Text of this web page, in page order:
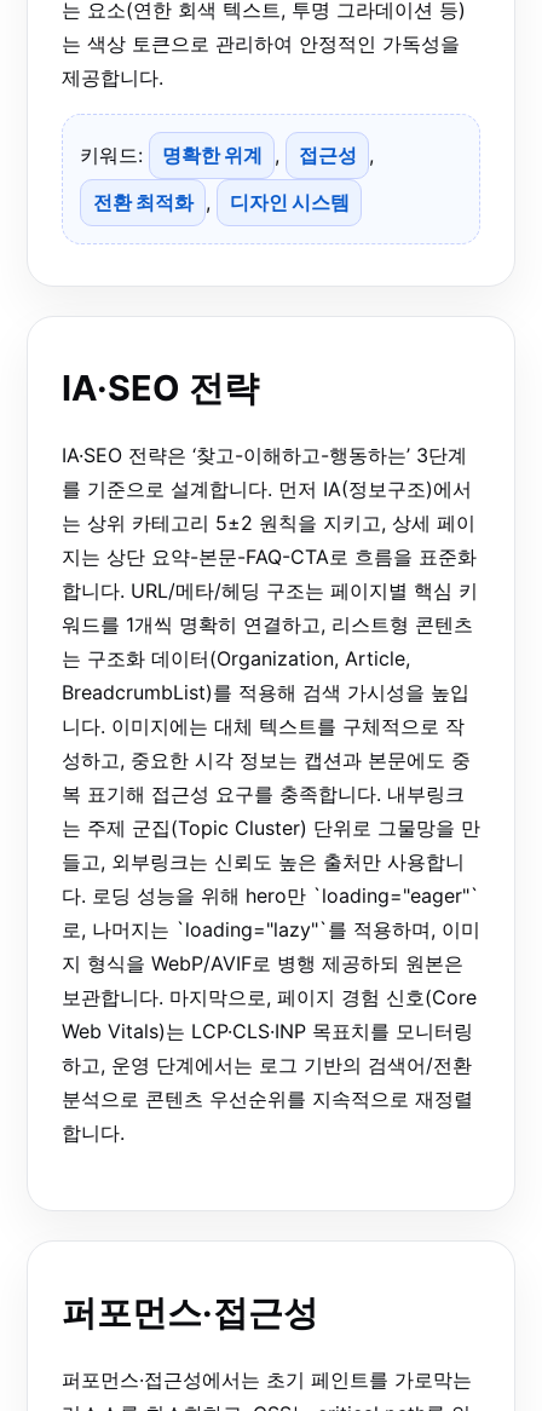
는 요소(연한 회색 텍스트, 투명 그라데이션 등)
는 색상 토큰으로 관리하여 안정적인 가독성을
제공합니다.
키워드: 명확한 위계 , 접근성 ,
전환 최적화 , 디자인 시스템
IA·SEO 전략
IA·SEO 전략은 ‘찾고-이해하고-행동하는’ 3단계
를 기준으로 설계합니다. 먼저 IA(정보구조)에서
는 상위 카테고리 5±2 원칙을 지키고, 상세 페이
지는 상단 요약-본문-FAQ-CTA로 흐름을 표준화
합니다. URL/메타/헤딩 구조는 페이지별 핵심 키
워드를 1개씩 명확히 연결하고, 리스트형 콘텐츠
는 구조화 데이터(Organization, Article,
BreadcrumbList)를 적용해 검색 가시성을 높입
니다. 이미지에는 대체 텍스트를 구체적으로 작
성하고, 중요한 시각 정보는 캡션과 본문에도 중
복 표기해 접근성 요구를 충족합니다. 내부링크
는 주제 군집(Topic Cluster) 단위로 그물망을 만
들고, 외부링크는 신뢰도 높은 출처만 사용합니
다. 로딩 성능을 위해 hero만 `loading="eager"`
로, 나머지는 `loading="lazy"`를 적용하며, 이미
지 형식을 WebP/AVIF로 병행 제공하되 원본은
보관합니다. 마지막으로, 페이지 경험 신호(Core
Web Vitals)는 LCP·CLS·INP 목표치를 모니터링
하고, 운영 단계에서는 로그 기반의 검색어/전환
분석으로 콘텐츠 우선순위를 지속적으로 재정렬
합니다.
퍼포먼스·접근성
퍼포먼스·접근성에서는 초기 페인트를 가로막는